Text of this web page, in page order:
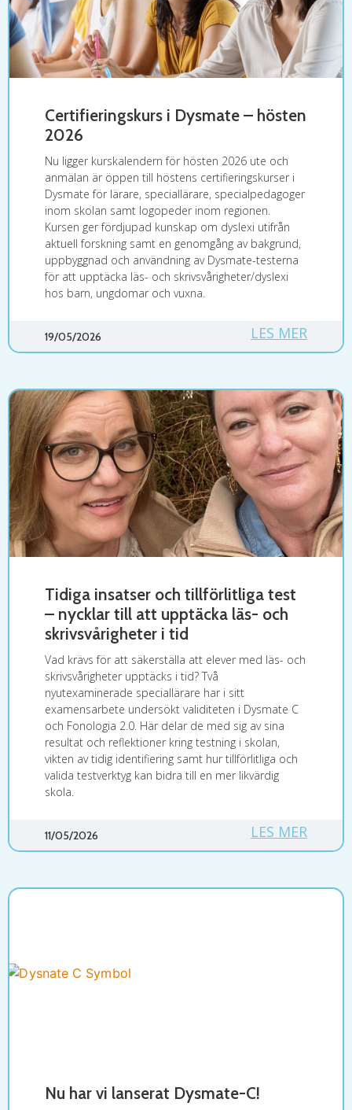
Certifieringskurs i Dysmate – hösten
2026
Nu ligger kurskalendern för hösten 2026 ute och
anmälan är öppen till höstens certifieringskurser i
Dysmate för lärare, speciallärare, specialpedagoger
inom skolan samt logopeder inom regionen.
Kursen ger fördjupad kunskap om dyslexi utifrån
aktuell forskning samt en genomgång av bakgrund,
uppbyggnad och användning av Dysmate-testerna
för att upptäcka läs- och skrivsvårigheter/dyslexi
hos barn, ungdomar och vuxna.
LES MER
19/05/2026
Tidiga insatser och tillförlitliga test
– nycklar till att upptäcka läs- och
skrivsvårigheter i tid
Vad krävs för att säkerställa att elever med läs- och
skrivsvårigheter upptäcks i tid? Två
nyutexaminerade speciallärare har i sitt
examensarbete undersökt validiteten i Dysmate C
och Fonologia 2.0. Här delar de med sig av sina
resultat och reflektioner kring testning i skolan,
vikten av tidig identifiering samt hur tillförlitliga och
valida testverktyg kan bidra till en mer likvärdig
skola.
LES MER
11/05/2026
Nu har vi lanserat Dysmate-C!